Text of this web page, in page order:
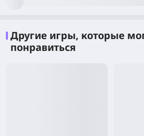
Другие игры, которые
понравиться